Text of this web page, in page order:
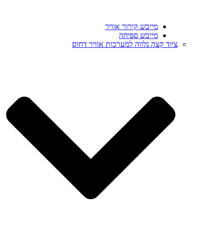
מייבש קירור אוויר
מייבש ספיחה
ציוד קצה נלווה למערכות אוויר דחוס